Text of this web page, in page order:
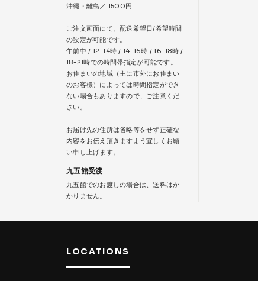
沖縄・離島／ 1500円
ご注文画面にて、配送希望日/希望時間
の設定が可能です。
午前中 / 12-14時 / 14-16時 / 16-18時 /
18-21時での時間帯指定が可能です。
お住まいの地域（主に市外にお住まい
のお客様）によっては時間指定ができ
ない場合もありますので、ご注意くだ
さい。
お届け先の住所は省略等をせず正確な
内容をお伝え頂きますよう宜しくお願
い申し上げます。
九五館受渡
九五館でのお渡しの場合は、送料はか
かりません。
LOCATIONS